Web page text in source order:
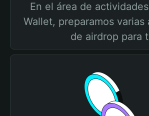
En el área de
Wallet, preparamos varias
de airdrop para